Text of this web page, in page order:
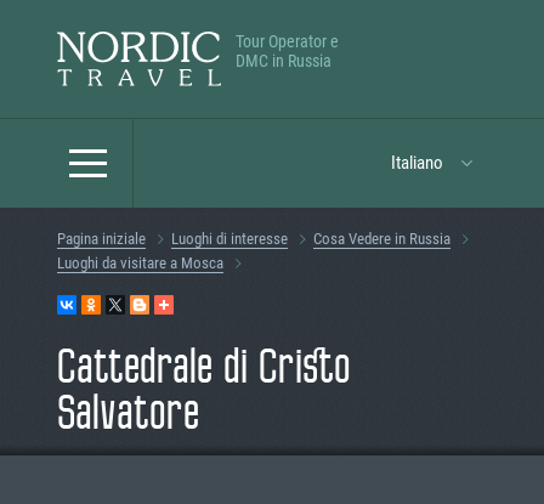
Tour Operator e
DMC in Russia
Italiano
Pagina iniziale Luoghi di interesse
Cosa Vedere in Russia
Luoghi da visitare a Mosca
Cattedrale di Cristo
Salvatore